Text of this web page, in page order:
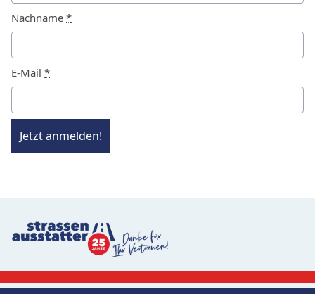
Nachname *
E-Mail *
Jetzt anmelden!